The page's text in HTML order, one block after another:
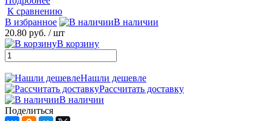
К сравнению
В избранное
В наличии
20.80 руб. / шт
В корзину
Нашли дешевле
Рассчитать доставку
В наличии
Поделиться